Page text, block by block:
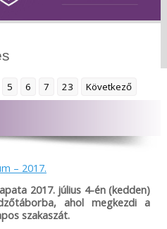
5 6 7 23 Következő
– 2017.
2017. július 4-én (kedden)
ahol megkezdi a
szakaszát.